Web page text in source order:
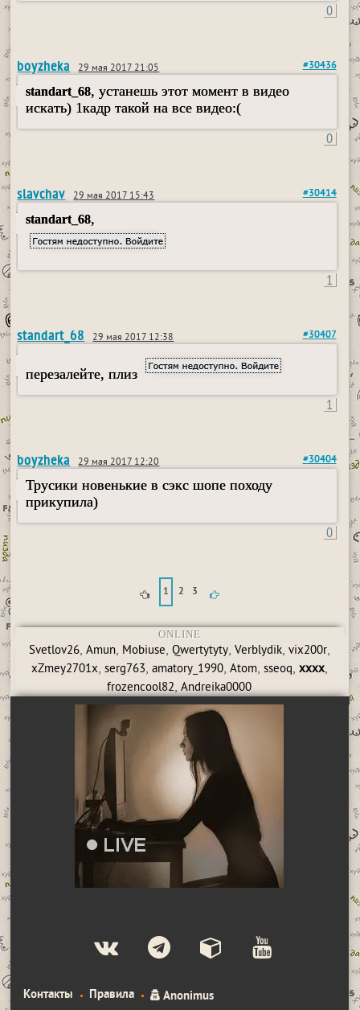
0
boyzheka 29 мая 2017 21:05 #30436
standart_68, устанешь этот момент в видео
искать) 1кадр такой на все видео:(
0
slavchav 29 мая 2017 15:43 #30414
standart_68,
1
standart_68 29 мая 2017 12:38 #30407
перезалейте, плиз
1
boyzheka 29 мая 2017 12:20 #30404
Трусики новенькие в сэкс шопе походу
прикупила)
0
1 2 3
ONLINE
Svetlov26, Amun, Mobiuse, Qwertytyty, Verblydik, vix200r,
xZmey2701x, serg763, amatory_1990, Atom, sseoq, xxxx,
frozencool82,Andreika0000
Контакты Правила Anonimus